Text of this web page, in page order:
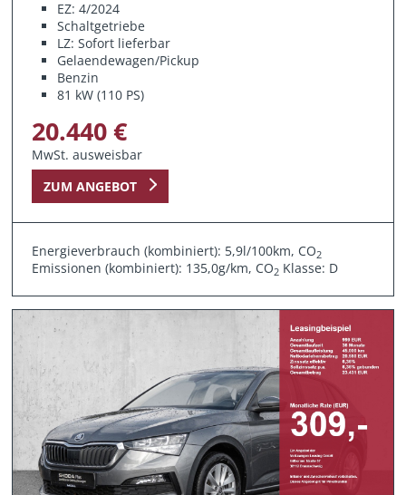
EZ: 4/2024
Schaltgetriebe
LZ: Sofort lieferbar
Gelaendewagen/Pickup
Benzin
81 kW (110 PS)
20.440 €
MwSt. ausweisbar
ZUM ANGEBOT
Energieverbrauch (kombiniert): 5,9l/100km, CO2
Emissionen (kombiniert): 135,0g/km, CO2 Klasse: D